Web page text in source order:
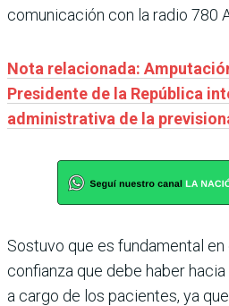
comunicación con la radio 780
Nota relacionada:
Presidente de la República
administrativa de la
Sostuvo que es fundamental
confianza que debe haber
a cargo de los pacientes, ya